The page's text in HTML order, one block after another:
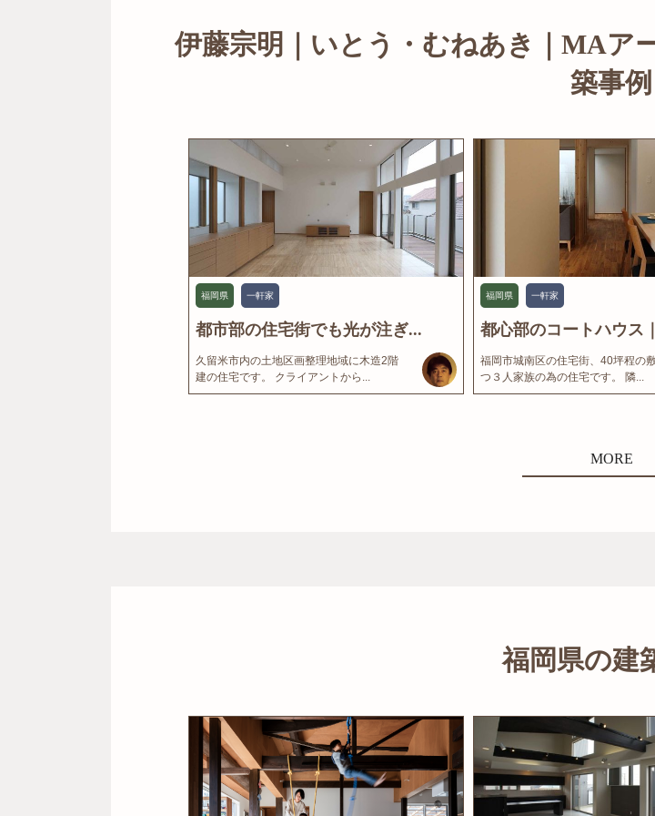
伊藤宗明｜いとう・むねあき｜MAア
築事例
福岡県 一軒家
都市部の住宅街でも光が注ぎ...
久留米市内の土地区画整理地域に木造2階
建の住宅です。 クライアントから...
福岡県 一軒家
都心部のコートハウス
福岡市城南区の住宅街、40坪程の
つ３人家族の為の住宅です。 隣...
MORE
福岡県の建